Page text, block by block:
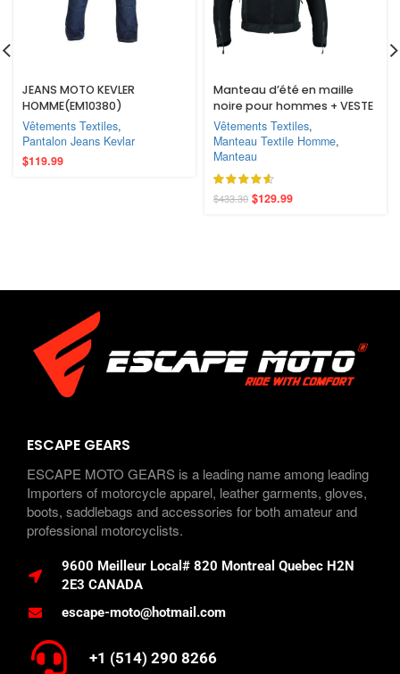
JEANS MOTO KEVLER
HOMME(EM10380)
Vêtements Textiles,
Pantalon Jeans Kevlar
$119.99
Manteau d’été en maille
noire pour hommes + VESTE
DE MOTO IMPERMÉABLE
RACING ROUTE 66 POUR
HOMMES AVEC BLINDÉ
Vêtements Textiles,
Manteau Textile Homme,
Manteau
$433.30 $129.99
ESCAPE GEARS
ESCAPE MOTO GEARS is a leading name among leading
Importers of motorcycle apparel, leather garments, gloves,
boots, saddlebags and accessories for both amateur and
professional motorcyclists.
9600 Meilleur Local# 820 Montreal Quebec H2N
2E3 CANADA
escape-moto@hotmail.com
+1 (514) 290 8266